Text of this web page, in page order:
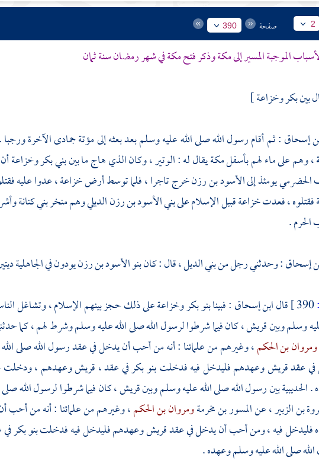
2 صفحة 390
الموجبة المسير إلىمكةوذكر فتحمكةفي شهر رمضان سنة ثمان
بينبكروخزاعة]
إسحاق: ثم أقام رسول الله صلى الله عليه وسلم بعد بعثه إلىمؤتةجمادى الآخرة
، وهم على ماء لهم بأسفلمكةيقال له :الوتير، وكان الذي هاج ما بينبني بكروخزاعة
يومئذ إلىالأسود بن رزنخرج تاجرا ، فلما توسط أرضخزاعة، عدوا عليه
فقتلوه ، فعدتخزاعةقبيل الإسلام علىبني الأسود بن رزن الديليوهم منخربني كنانة
.
إسحاق: وحدثني رجل منبني الديل، قال : كانبنو الأسود بن رزنيودون في الجاهلية
قالابن إسحاق: فبينابنو بكروخزاعةعلى ذلك حجز بينهم الإسلام ، وتشاغل
وسلم وبينقريش، كان فيما شرطوا لرسول الله صلى الله عليه وسلم وشرط لهم ، كما
ومروان بن الحكم، وغيرهم من علمائنا : أنه من أحب أن يدخل في عقد رسول الله صلى
عقدقريشوعهدهم فليدخل فيه فدخلتبنو بكرفي عقد ،قريشوعهدهم ، ودخلت
.الحديبيةبين رسول الله صلى الله عليه وسلم وبينقريش، كان فيما شرطوا لرسول الله
بن الزبير، عنالمسور بن مخرمةومروان بن الحكم، وغيرهم من علمائنا : أنه من أحب
فليدخل فيه ، ومن أحب أن يدخل في عقدقريشوعهدهم فليدخل فيه فدخلتبنو بكر
صلى الله عليه وسلم وعهده .